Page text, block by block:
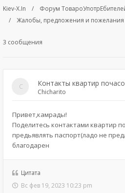
Kiev-X.In Форум
Жалобы, предложения и пожелания
3 сообщения
Контакты квартир
Chicharito
Привет,камрады!
Поделитесь контактами квартир
предьявлять паспорт(ладо не
благодарен
Цитата
Вс фев 19, 2023 10:23 pm